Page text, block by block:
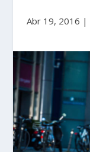
Abr 19, 2016 |